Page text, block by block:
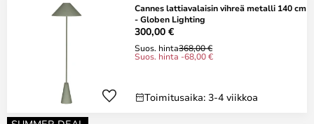
Cannes lattiavalaisin vihreä metalli 140 cm
- Globen Lighting
300,00 €
Suos. hinta368,00 €
Suos. hinta -68,00 €
Toimitusaika: 3-4 viikkoa